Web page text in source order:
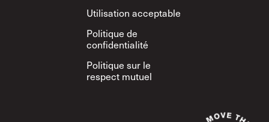
Utilisation acceptable
Politique de
confidentialité
Politique sur le
respect mutuel